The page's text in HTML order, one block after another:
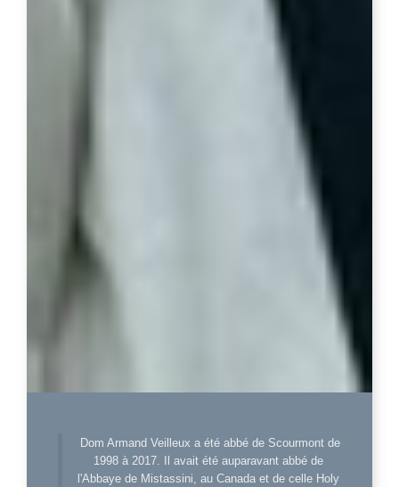
Dom Armand Veilleux a été abbé de Scourmont de
1998 à 2017. Il avait été auparavant abbé de
l'Abbaye de Mistassini, au Canada et de celle Holy